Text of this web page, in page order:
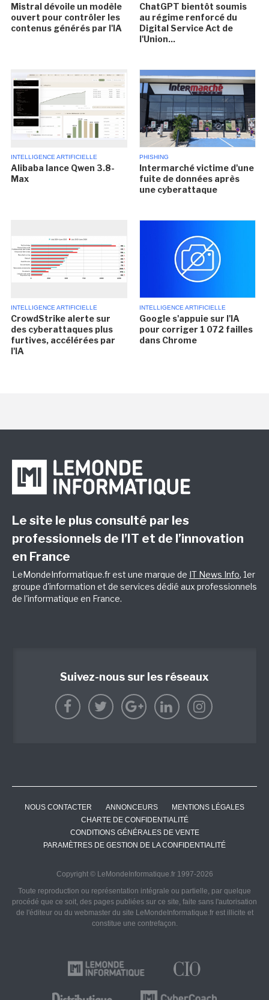
Mistral dévoile un modèle
ouvert pour contrôler les
contenus générés par l'IA
ChatGPT bientôt soumis
au régime renforcé du
Digital Service Act de
l'Union...
INTELLIGENCE ARTIFICIELLE
Alibaba lance Qwen 3.8-
Max
PHISHING
Intermarché victime d'une
fuite de données après
une cyberattaque
INTELLIGENCE ARTIFICIELLE
CrowdStrike alerte sur
des cyberattaques plus
furtives, accélérées par
l'IA
INTELLIGENCE ARTIFICIELLE
Google s'appuie sur l'IA
pour corriger 1 072 failles
dans Chrome
Le site le plus consulté par les
professionnels de l’IT et de l’innovation
en France
LeMondeInformatique.fr est une marque de IT News Info, 1er
groupe d'information et de services dédié aux professionnels
de l'informatique en France.
Suivez-nous sur les réseaux
NOUS CONTACTER ANNONCEURS
MENTIONS LÉGALES
CHARTE DE CONFIDENTIALITÉ
CONDITIONS GÉNÉRALES DE VENTE
PARAMÈTRES DE GESTION DE LA CONFIDENTIALITÉ
Copyright © LeMondeInformatique.fr 1997-2026
Toute reproduction ou représentation intégrale ou partielle, par quelque
procédé que ce soit, des pages publiées sur ce site, faite sans l'autorisation
de l'éditeur ou du webmaster du site LeMondeInformatique.fr est illicite et
constitue une contrefaçon.